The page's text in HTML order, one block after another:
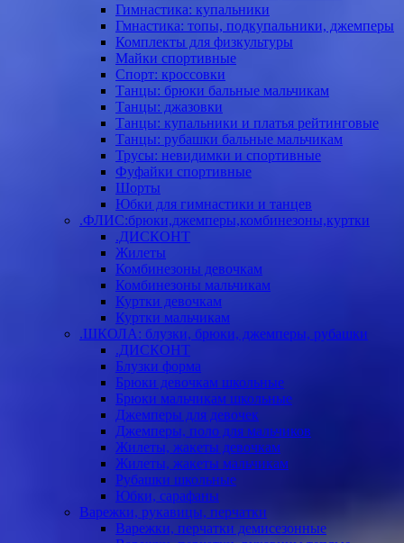
Гимнастика: купальники
Гмнастика: топы, подкупальники, джемперы
Комплекты для физкультуры
Майки спортивные
Спорт: кроссовки
Танцы: брюки бальные мальчикам
Танцы: джазовки
Танцы: купальники и платья рейтинговые
Танцы: рубашки бальные мальчикам
Трусы: невидимки и спортивные
Фуфайки спортивные
Шорты
Юбки для гимнастики и танцев
.ФЛИС:брюки,джемперы,комбинезоны,куртки
.ДИСКОНТ
Жилеты
Комбинезоны девочкам
Комбинезоны мальчикам
Куртки девочкам
Куртки мальчикам
.ШКОЛА: блузки, брюки, джемперы, рубашки
.ДИСКОНТ
Блузки форма
Брюки девочкам школьные
Брюки мальчикам школьные
Джемперы для девочек
Джемперы, поло для мальчиков
Жилеты, жакеты девочкам
Жилеты, жакеты мальчикам
Рубашки школьные
Юбки, сарафаны
Варежки, рукавицы, перчатки
Варежки, перчатки демисезонные